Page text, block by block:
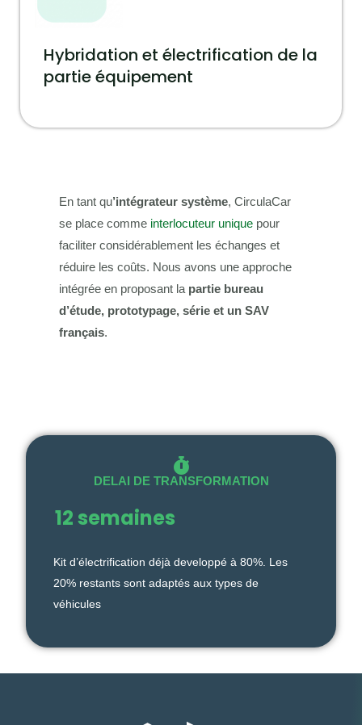
Hybridation et électrification de la
partie équipement
En tant qu’intégrateur système, CirculaCar
se place comme interlocuteur unique pour
faciliter considérablement les échanges et
réduire les coûts. Nous avons une approche
intégrée en proposant la partie bureau
d’étude, prototypage, série et un SAV
français.
DELAI DE TRANSFORMATION
12 semaines
Kit d’électrification déjà developpé à 80%. Les
20% restants sont adaptés aux types de
véhicules